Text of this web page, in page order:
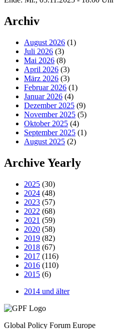
Archiv
August 2026 (1)
Juli 2026 (3)
Mai 2026 (8)
April 2026 (3)
März 2026 (3)
Februar 2026 (1)
Januar 2026 (4)
Dezember 2025 (9)
November 2025 (5)
Oktober 2025 (4)
September 2025 (1)
August 2025 (2)
Archive Yearly
2025 (30)
2024 (48)
2023 (57)
2022 (68)
2021 (59)
2020 (58)
2019 (82)
2018 (67)
2017 (116)
2016 (110)
2015 (6)
2014 und älter
Global Policy Forum Europe